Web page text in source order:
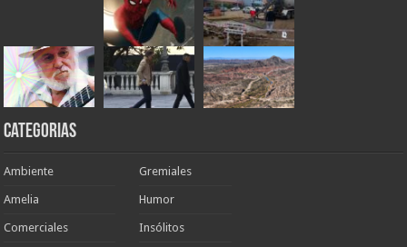
Categorias
Ambiente
Amelia
Comerciales
Gremiales
Humor
Insólitos